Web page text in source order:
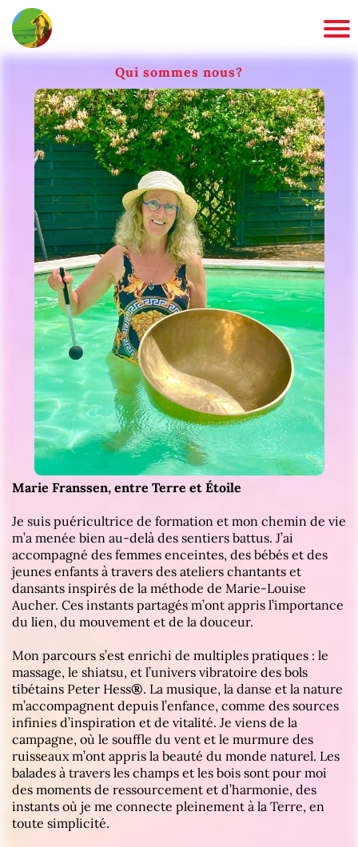
Qui sommes nous?
Marie Franssen, entre Terre et Étoile
Je suis puéricultrice de formation et mon chemin de vie
m’a menée bien au-delà des sentiers battus. J’ai
accompagné des femmes enceintes, des bébés et des
jeunes enfants à travers des ateliers chantants et
dansants inspirés de la méthode de Marie-Louise
Aucher. Ces instants partagés m’ont appris l’importance
du lien, du mouvement et de la douceur.
Mon parcours s’est enrichi de multiples pratiques : le
massage, le shiatsu, et l’univers vibratoire des bols
tibétains Peter Hess®. La musique, la danse et la nature
m’accompagnent depuis l’enfance, comme des sources
infinies d’inspiration et de vitalité. Je viens de la
campagne, où le souffle du vent et le murmure des
ruisseaux m’ont appris la beauté du monde naturel. Les
balades à travers les champs et les bois sont pour moi
des moments de ressourcement et d’harmonie, des
instants où je me connecte pleinement à la Terre, en
toute simplicité.